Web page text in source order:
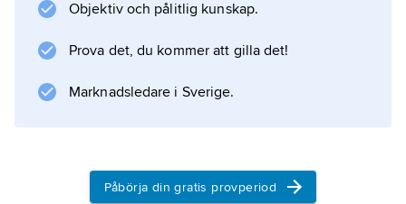
Objektiv och pålitlig kunskap.
Prova det, du kommer att gilla det!
Marknadsledare i Sverige.
Påbörja din gratis provperiod